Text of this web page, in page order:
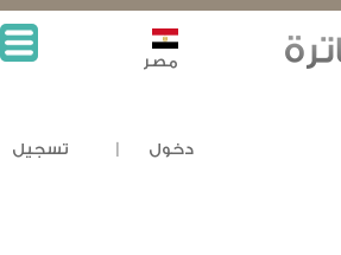
دخول تسجيل
مصر